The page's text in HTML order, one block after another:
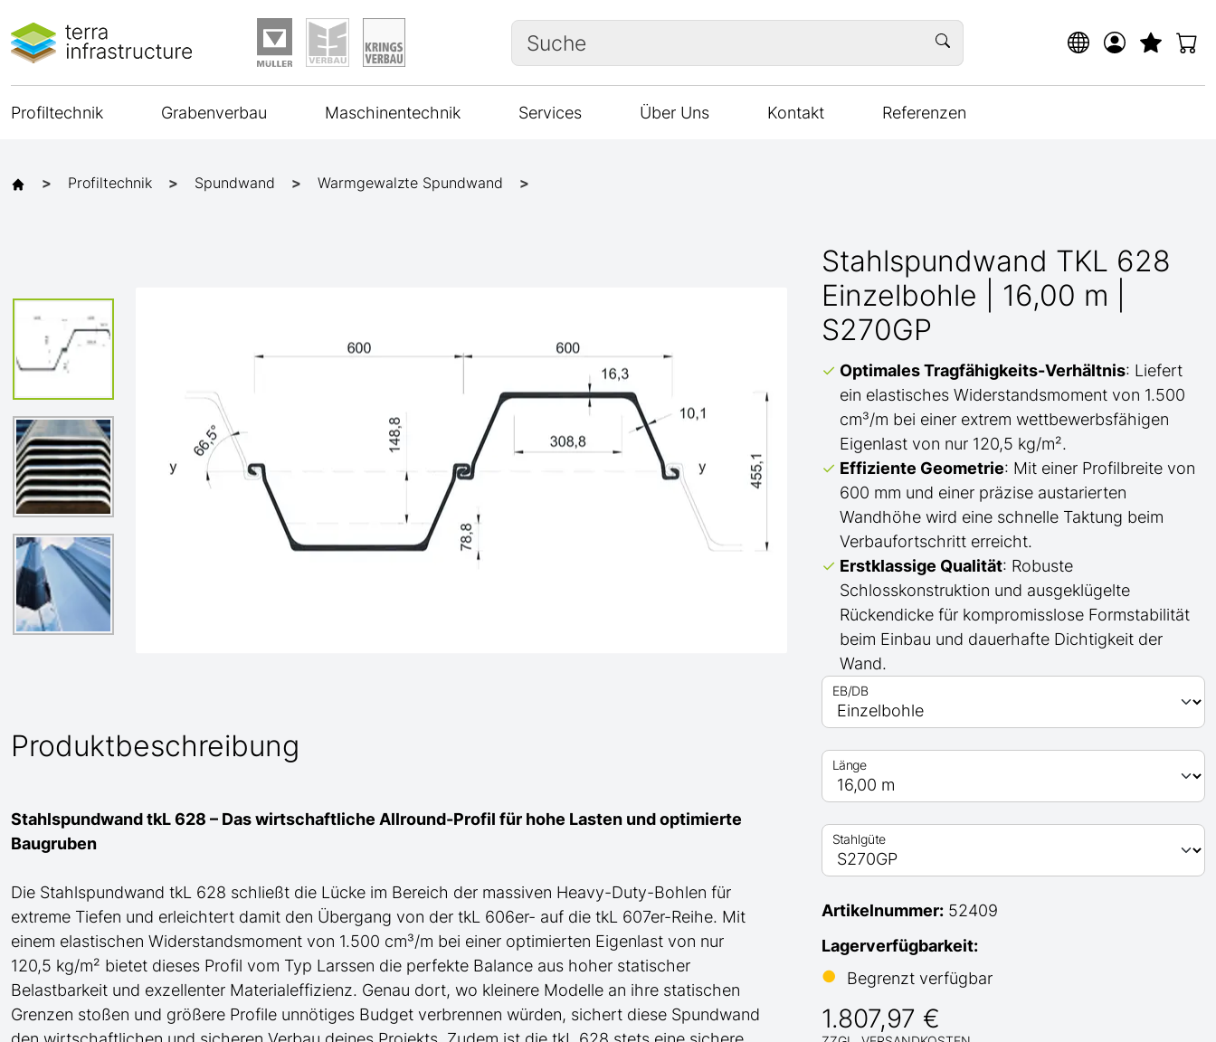
Suche
Profiltechnik Grabenverbau Maschinentechnik Services Über Uns Kontakt Referenzen
Profiltechnik Spundwand Warmgewalzte Spundwand
Produktbeschreibung
Stahlspundwand tkL 628 – Das wirtschaftliche Allround-Profil für hohe Lasten und optimierte
Baugruben
Die Stahlspundwand tkL 628 schließt die Lücke im Bereich der massiven Heavy-Duty-Bohlen für
extreme Tiefen und erleichtert damit den Übergang von der tkL 606er- auf die tkL 607er-Reihe. Mit
einem elastischen Widerstandsmoment von 1.500 cm³/m bei einer optimierten Eigenlast von nur
120,5 kg/m² bietet dieses Profil vom Typ Larssen die perfekte Balance aus hoher statischer
Belastbarkeit und exzellenter Materialeffizienz. Genau dort, wo kleinere Modelle an ihre statischen
Grenzen stoßen und größere Profile unnötiges Budget verbrennen würden, sichert diese Spundwand
Stahlspundwand TKL 628
Einzelbohle | 16,00 m |
S270GP
Optimales Tragfähigkeits-Verhältnis: Liefert
ein elastisches Widerstandsmoment von 1.500
cm³/m bei einer extrem wettbewerbsfähigen
Eigenlast von nur 120,5 kg/m².
Effiziente Geometrie: Mit einer Profilbreite von
600 mm und einer präzise austarierten
Wandhöhe wird eine schnelle Taktung beim
Verbaufortschritt erreicht.
Erstklassige Qualität: Robuste
Schlosskonstruktion und ausgeklügelte
Rückendicke für kompromisslose Formstabilität
beim Einbau und dauerhafte Dichtigkeit der
Wand.
EB/DB
Länge
Stahlgüte
Artikelnummer: 52409
Lagerverfügbarkeit:
●
Begrenzt verfügbar
1.807,97 €